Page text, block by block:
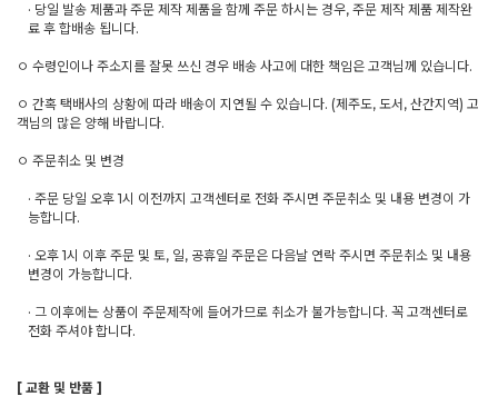
· 당일 발송 제품과 주문 제작 제품을 함께 주문 하시는 경우, 주문 제작 제품 제작완
료 후 합배송 됩니다.
ㅇ 수령인이나 주소지를 잘못 쓰신 경우 배송 사고에 대한 책임은 고객님께 있습니다.
ㅇ 간혹 택배사의 상황에 따라 배송이 지연될 수 있습니다. (제주도, 도서, 산간지역) 고
객님의 많은 양해 바랍니다.
ㅇ 주문취소 및 변경
· 주문 당일 오후 1시 이전까지 고객센터로 전화 주시면 주문취소 및 내용 변경이 가
능합니다.
· 오후 1시 이후 주문 및 토, 일, 공휴일 주문은 다음날 연락 주시면 주문취소 및 내용
변경이 가능합니다.
· 그 이후에는 상품이 주문제작에 들어가므로 취소가 불가능합니다. 꼭 고객센터로
전화 주셔야 합니다.
[ 교환 및 반품 ]